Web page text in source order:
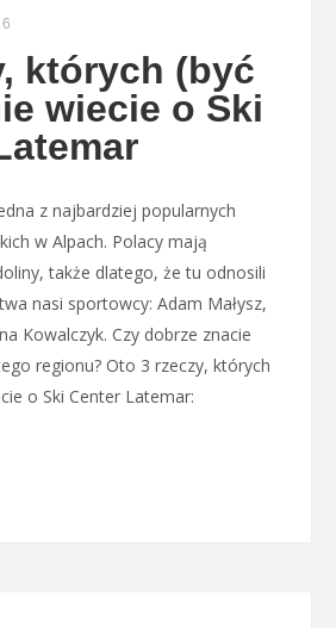
których (być
wiecie o Ski
z najbardziej popularnych
w Alpach. Polacy mają
także dlatego, że tu odnosili
nasi sportowcy: Adam Małysz,
Kowalczyk. Czy dobrze znacie
regionu? Oto 3 rzeczy, których
o Ski Center Latemar: